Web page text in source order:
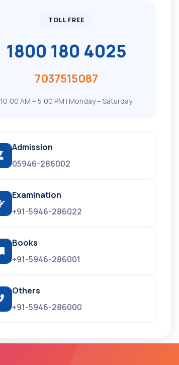
TOLL FREE
1800 180 4025
7037515087
10:00 AM – 5:00 PM | Monday – Saturday
Admission
05946-286002
Examination
+91-5946-286022
Books
+91-5946-286001
Others
+91-5946-286000